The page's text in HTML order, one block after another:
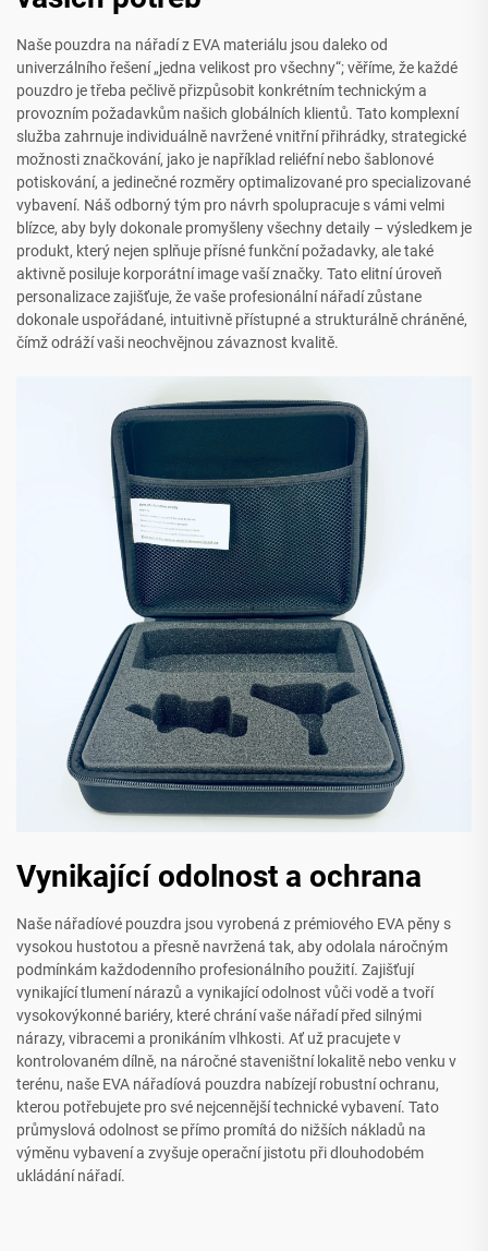
Naše pouzdra na nářadí z EVA materiálu jsou daleko od
univerzálního řešení „jedna velikost pro všechny“; věříme, že každé
pouzdro je třeba pečlivě přizpůsobit konkrétním technickým a
provozním požadavkům našich globálních klientů. Tato komplexní
služba zahrnuje individuálně navržené vnitřní přihrádky, strategické
možnosti značkování, jako je například reliéfní nebo šablonové
potiskování, a jedinečné rozměry optimalizované pro specializované
vybavení. Náš odborný tým pro návrh spolupracuje s vámi velmi
blízce, aby byly dokonale promyšleny všechny detaily – výsledkem je
produkt, který nejen splňuje přísné funkční požadavky, ale také
aktivně posiluje korporátní image vaší značky. Tato elitní úroveň
personalizace zajišťuje, že vaše profesionální nářadí zůstane
dokonale uspořádané, intuitivně přístupné a strukturálně chráněné,
čímž odráží vaši neochvějnou závaznost kvalitě.
Vynikající odolnost a ochrana
Naše nářadíové pouzdra jsou vyrobená z prémiového EVA pěny s
vysokou hustotou a přesně navržená tak, aby odolala náročným
podmínkám každodenního profesionálního použití. Zajišťují
vynikající tlumení nárazů a vynikající odolnost vůči vodě a tvoří
vysokovýkonné bariéry, které chrání vaše nářadí před silnými
nárazy, vibracemi a pronikáním vlhkosti. Ať už pracujete v
kontrolovaném dílně, na náročné staveništní lokalitě nebo venku v
terénu, naše EVA nářadíová pouzdra nabízejí robustní ochranu,
kterou potřebujete pro své nejcennější technické vybavení. Tato
průmyslová odolnost se přímo promítá do nižších nákladů na
výměnu vybavení a zvyšuje operační jistotu při dlouhodobém
ukládání nářadí.